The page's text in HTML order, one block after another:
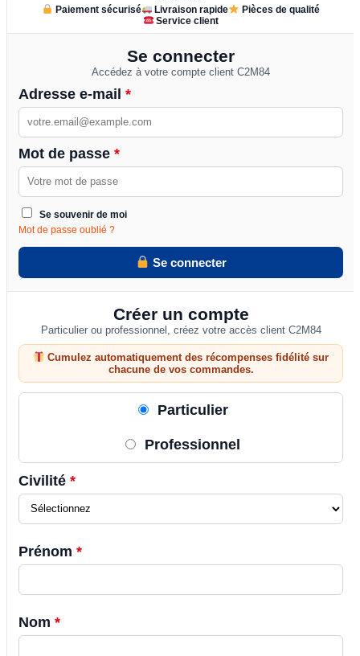
Paiement sécurisé Livraison rapide
Pièces de qualité
Service client
Se connecter
Accédez à votre compte client C2M84
Adresse e-mail *
Mot de passe *
Se souvenir de moi
Mot de passe oublié ?
Se connecter
Créer un compte
Particulier ou professionnel, créez votre accès client C2M84
Cumulez automatiquement des récompenses fidélité sur
chacune de vos commandes.
Particulier
Professionnel
Civilité *
Prénom *
Nom *